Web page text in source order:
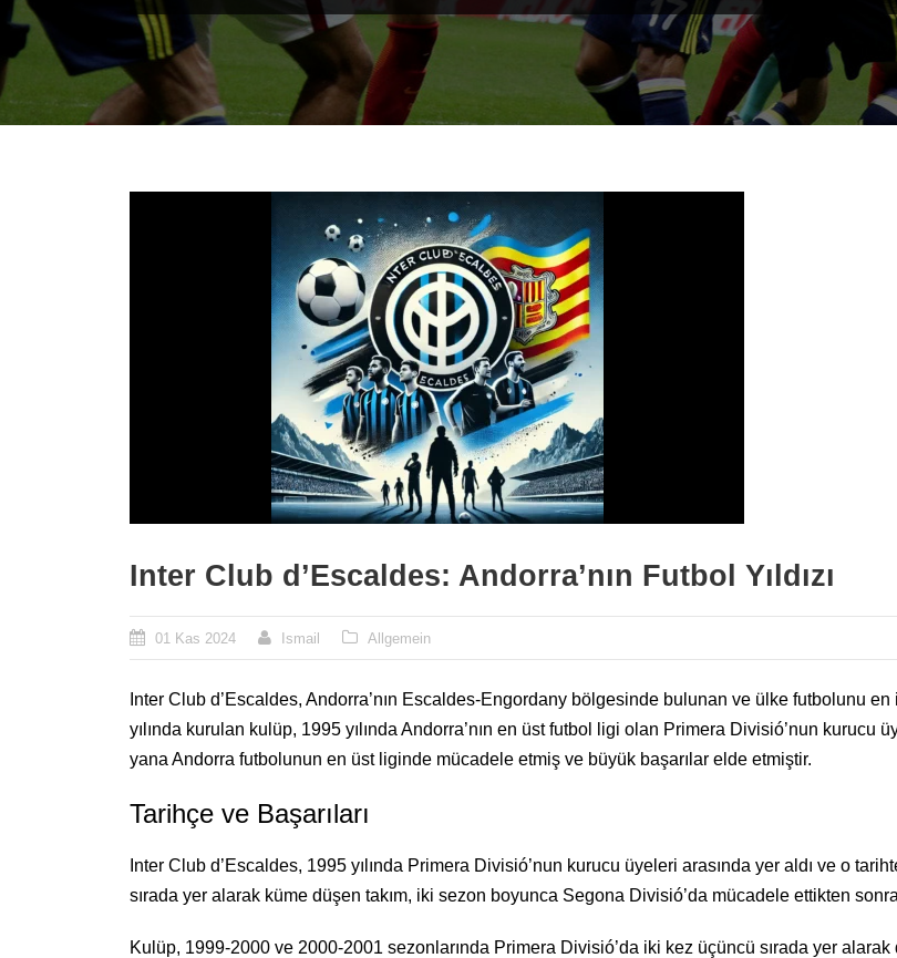
Inter Club d’Escaldes: Andorra’nın Futbol Yıldızı
01 Kas 2024 Ismail Allgemein
Inter Club d’Escaldes, Andorra’nın Escaldes-Engordany bölgesinde bulunan ve ülke futbolunu
yılında kurulan kulüp, 1995 yılında Andorra’nın en üst futbol ligi olan Primera Divisió’nun
yana Andorra futbolunun en üst liginde mücadele etmiş ve büyük başarılar elde etmiştir.
Tarihçe ve Başarıları
Inter Club d’Escaldes, 1995 yılında Primera Divisió’nun kurucu üyeleri arasında yer aldı ve o
sırada yer alarak küme düşen takım, iki sezon boyunca Segona Divisió’da mücadele ettikten
Kulüp, 1999-2000 ve 2000-2001 sezonlarında Primera Divisió’da iki kez üçüncü sırada yer